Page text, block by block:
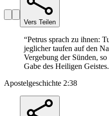
Vers Teilen
“Petrus sprach zu ihnen:
jeglicher taufen auf den
Vergebung der Sünden,
Gabe des Heiligen Geistes.
Apostelgeschichte 2:38